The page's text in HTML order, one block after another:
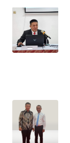
WN
JATIM
WN
KALBAR
WN
KALTENG